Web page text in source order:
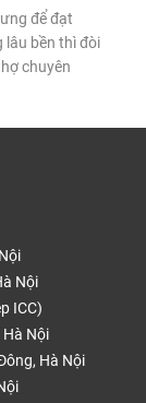
để đạt
lâu bền thì đòi
chuyên
đặt chuẩn
Nội
ICC)
Hà Nội
Hà Nội